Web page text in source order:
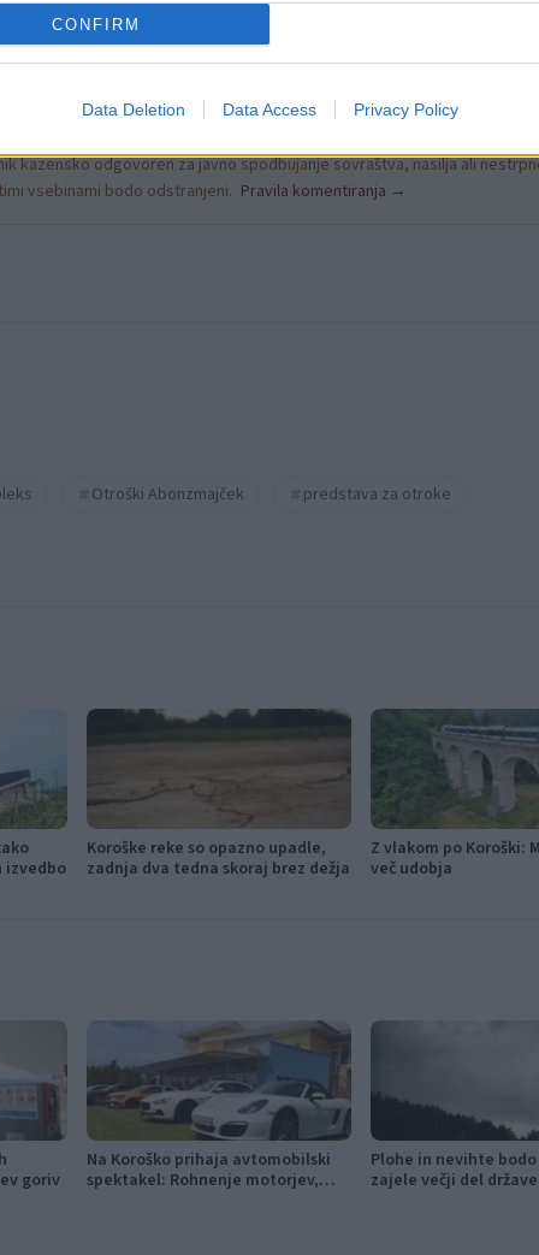
CONFIRM
Data Deletion Data Access Privacy Policy
kazensko odgovoren za javno spodbujanje sovraštva, nasilja ali
vsebinami bodo odstranjeni. Pravila komentiranja →
Otroški Abonzmajček
predstava za otroke
Koroške reke so opazno upadle,
zadnja dva tedna skoraj brez dežja
Z vlakom po Koroški:
več udobja
goriv
Na Koroško prihaja avtomobilski
spektakel: Rohnenje motorjev,
Plohe in nevihte
zajele večji del države